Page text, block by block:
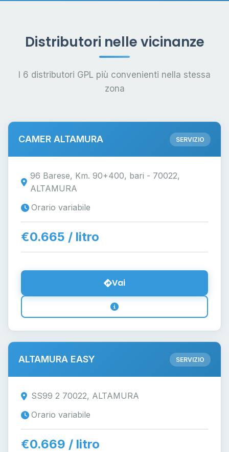
Distributori nelle vicinanze
I 6 distributori GPL più convenienti nella stessa
zona
CAMER ALTAMURA SERVIZIO
96 Barese, Km. 90+400, bari - 70022,
ALTAMURA
Orario variabile
€0.665 / litro
Vai
ALTAMURA EASY SERVIZIO
SS99 2 70022, ALTAMURA
Orario variabile
€0.669 / litro